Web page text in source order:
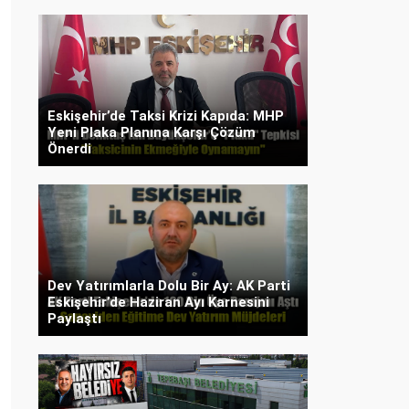
Eskişehir’de Taksi Krizi Kapıda: MHP
Yeni Plaka Planına Karşı Çözüm
Önerdi
Dev Yatırımlarla Dolu Bir Ay: AK Parti
Eskişehir’de Haziran Ayı Karnesini
Paylaştı